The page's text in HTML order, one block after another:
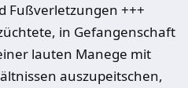
Fußverletzungen +++
in Gefangenschaft
lauten Manege mit
auszupeitschen,